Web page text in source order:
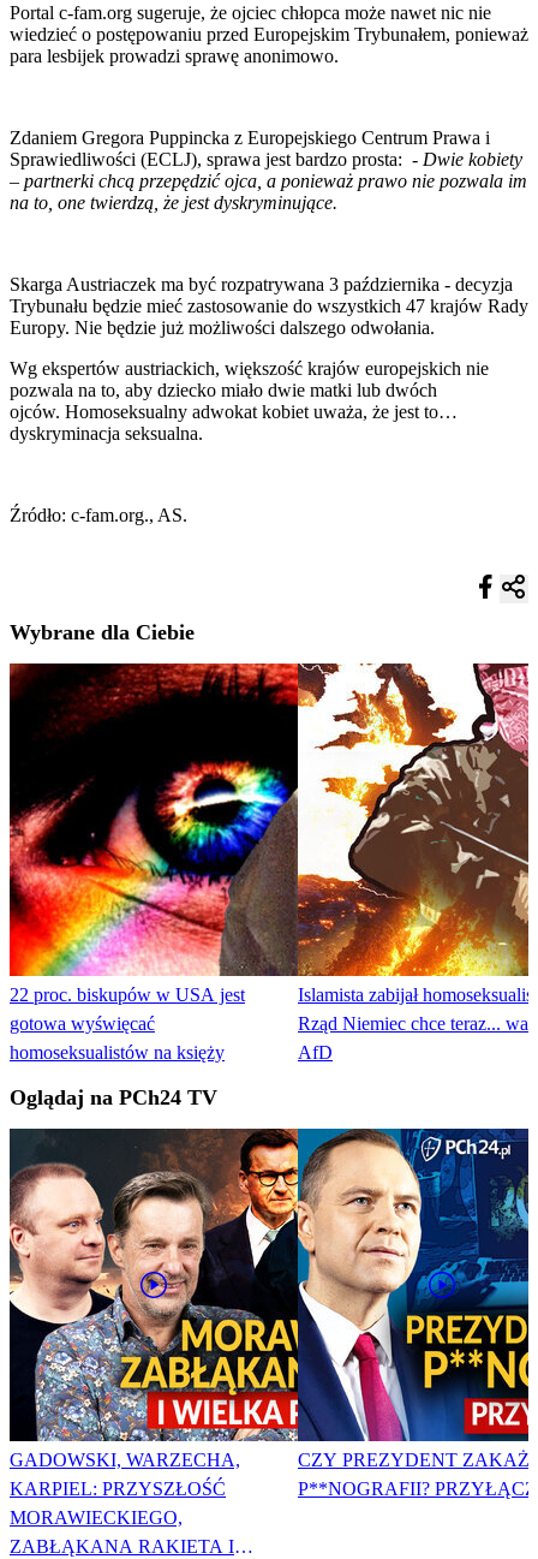
Portal c-fam.org sugeruje, że ojciec chłopca może nawet nic nie
wiedzieć o postępowaniu przed Europejskim Trybunałem, ponieważ
para lesbijek prowadzi sprawę anonimowo.
Zdaniem Gregora Puppincka z Europejskiego Centrum Prawa i
Sprawiedliwości (ECLJ), sprawa jest bardzo prosta: - Dwie kobiety
– partnerki chcą przepędzić ojca, a ponieważ prawo nie pozwala im
na to, one twierdzą, że jest dyskryminujące.
Skarga Austriaczek ma być rozpatrywana 3 października - decyzja
Trybunału będzie mieć zastosowanie do wszystkich 47 krajów Rady
Europy. Nie będzie już możliwości dalszego odwołania.
Wg ekspertów austriackich, większość krajów europejskich nie
pozwala na to, aby dziecko miało dwie matki lub dwóch
ojców. Homoseksualny adwokat kobiet uważa, że jest to…
dyskryminacja seksualna.
Źródło: c-fam.org., AS.
Wybrane dla Ciebie
22 proc. biskupów w USA jest
gotowa wyświęcać
homoseksualistów na księży
Islamista zabijał
Rząd Niemiec chce teraz...
AfD
Oglądaj na PCh24 TV
GADOWSKI, WARZECHA,
KARPIEL: PRZYSZŁOŚĆ
MORAWIECKIEGO,
ZABŁĄKANA RAKIETA I
CZY PREZYDENT
P**NOGRAFII?